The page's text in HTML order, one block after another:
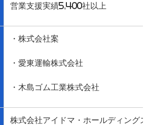
営業支援実績5,400社以上
・株式会社案
・愛東運輸株式会社
・木島ゴム工業株式会社
株式会社アイドマ・ホールディングス